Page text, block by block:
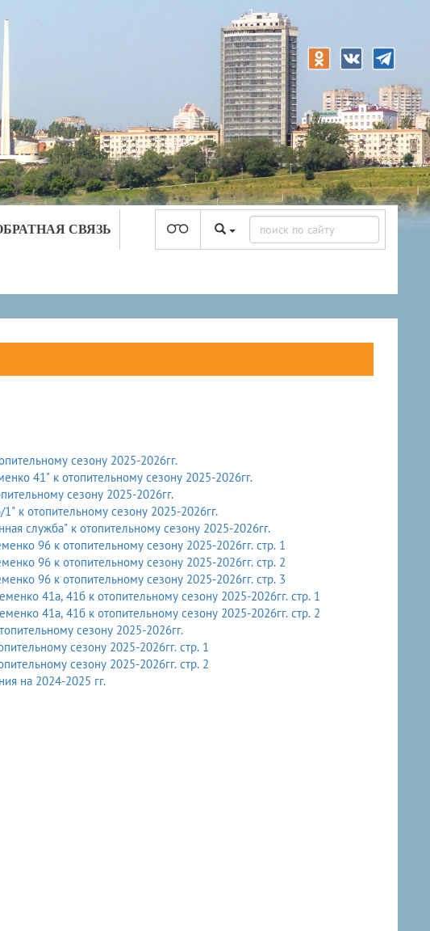
СВЯЗЬ
сезону 2025-2026гг.
41" к отопительному сезону 2025-2026гг.
сезону 2025-2026гг.
к отопительному сезону 2025-2026гг.
служба" к отопительному сезону 2025-2026гг.
96 к отопительному сезону 2025-2026гг. стр. 1
96 к отопительному сезону 2025-2026гг. стр. 2
96 к отопительному сезону 2025-2026гг. стр. 3
41а, 41б к отопительному сезону 2025-2026гг. стр. 1
41а, 41б к отопительному сезону 2025-2026гг. стр. 2
сезону 2025-2026гг.
сезону 2025-2026гг. стр. 1
сезону 2025-2026гг. стр. 2
на 2024-2025 гг.